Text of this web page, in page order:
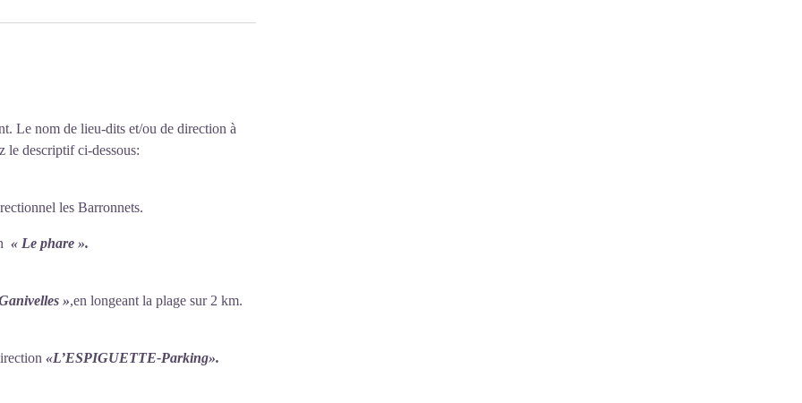
Le nom de lieu-dits et/ou de direction à
le descriptif ci-dessous:
les Barronnets.
« Le phare ».
»,en longeant la plage sur 2 km.
«L’ESPIGUETTE-Parking».